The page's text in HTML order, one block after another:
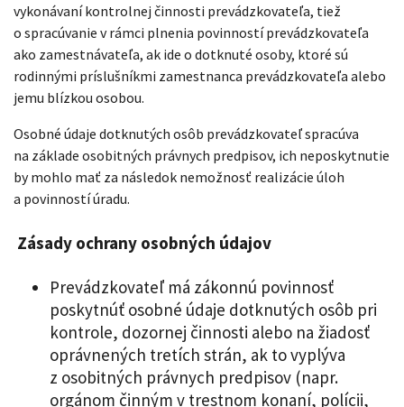
vykonávaní kontrolnej činnosti prevádzkovateľa, tiež
o spracúvanie v rámci plnenia povinností prevádzkovateľa
ako zamestnávateľa, ak ide o dotknuté osoby, ktoré sú
rodinnými príslušníkmi zamestnanca prevádzkovateľa alebo
jemu blízkou osobou.
Osobné údaje dotknutých osôb prevádzkovateľ spracúva
na základe osobitných právnych predpisov, ich neposkytnutie
by mohlo mať za následok nemožnosť realizácie úloh
a povinností úradu.
Zásady ochrany osobných údajov
Prevádzkovateľ má zákonnú povinnosť
poskytnúť osobné údaje dotknutých osôb pri
kontrole, dozornej činnosti alebo na žiadosť
oprávnených tretích strán, ak to vyplýva
z osobitných právnych predpisov (napr.
orgánom činným v trestnom konaní, polícii,